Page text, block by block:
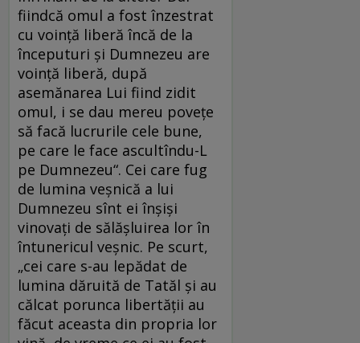
fiindcă omul a fost înzestrat
cu voinţă liberă încă de la
începuturi şi Dumnezeu are
voinţă liberă, după
asemănarea Lui fiind zidit
omul, i se dau mereu poveţe
să facă lucrurile cele bune,
pe care le face ascultîndu-L
pe Dumnezeu“. Cei care fug
de lumina veşnică a lui
Dumnezeu sînt ei înşişi
vinovaţi de sălăşluirea lor în
întunericul veşnic. Pe scurt,
„cei care s-au lepădat de
lumina dăruită de Tatăl şi au
călcat porunca libertăţii au
făcut aceasta din propria lor